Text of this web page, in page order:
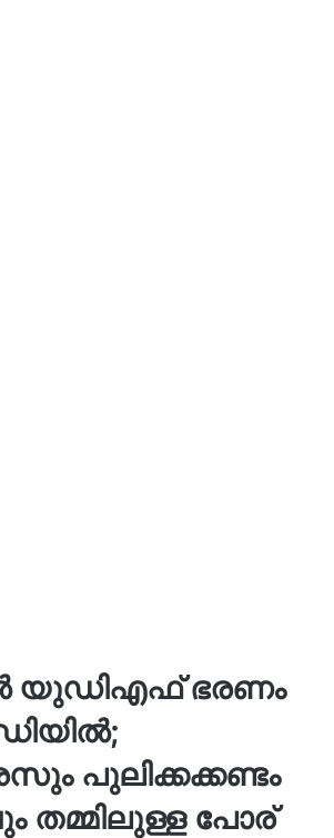
യുഡിഎഫ് ഭരണം
പുലിക്കക്കണ്ടം
തമ്മിലുള്ള പോര്